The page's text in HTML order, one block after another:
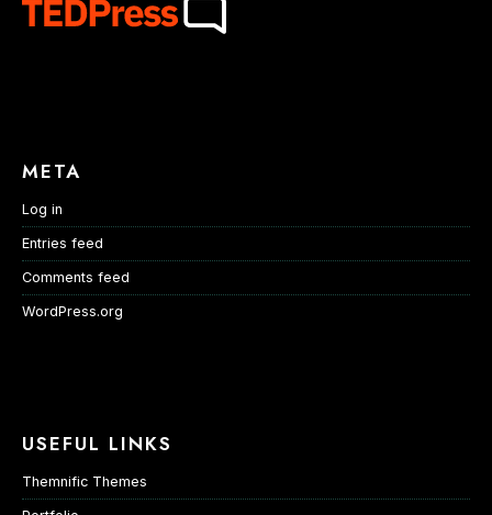
META
Log in
Entries feed
Comments feed
WordPress.org
USEFUL LINKS
Themnific Themes